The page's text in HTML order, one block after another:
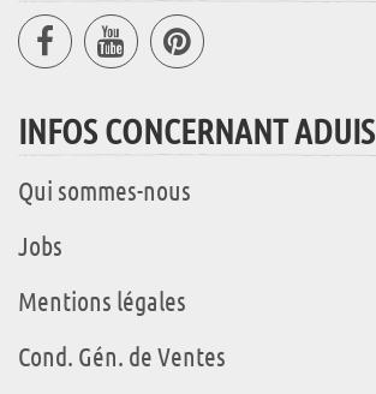
INFOS CONCERNANT ADUIS
Qui sommes-nous
Jobs
Mentions légales
Cond. Gén. de Ventes